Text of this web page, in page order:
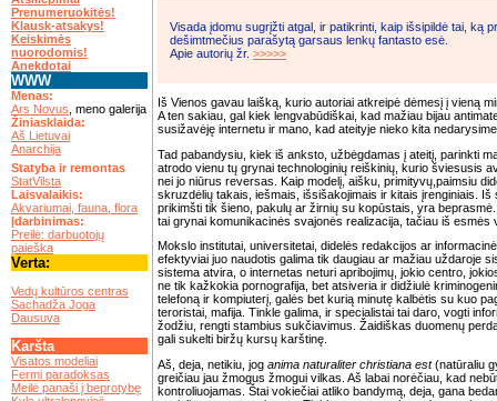
Prenumeruokitės!
Klausk-atsakys!
Keiskimės
nuorodomis!
Anekdotai
WWW
Menas:
Ars Novus , meno galerija
Žiniasklaida:
Aš Lietuvai
Anarchija
Statyba ir remontas
StatVilsta
Laisvalaikis:
Akvariumai, fauna, flora
Įdarbinimas:
Preilė: darbuotojų
paieška
Verta:
Vedų kultūros centras
Sachadža Joga
Dausuva
Karšta
Visatos modeliai
Fermi paradoksas
Meilė panaši į beprotybę
Visada įdomu sugrįžti atgal, ir patikrinti, kaip išsipildė tai, ką
dešimtmečius parašytą garsaus lenkų fantasto esė.
Apie autorių žr. >>>>>
Iš Vienos gavau laišką, kurio autoriai atkreipė dėmesį į vieną
A ten sakiau, gal kiek lengvabūdiškai, kad mažiau bijau
susižavėję internetu ir mano, kad ateityje nieko kita
Tad pabandysiu, kiek iš anksto, užbėgdamas į ateitį, parinkti
atrodo vienu tų grynai technologinių reiškinių, kurio šviesusis
nei jo niūrus reversas. Kaip modelį, aišku, primityvų,paimsiu
skruzdėlių takais, iešmais, išsišakojimais ir kitais įrenginiais.
prikimšti tik šieno, pakulų ar žirnių su kopūstais, yra
tai grynai komunikacinės svajonės realizacija, tačiau iš esmės
Mokslo institutai, universitetai, didelės redakcijos ar
efektyviai juo naudotis galima tik daugiau ar mažiau uždaroje
sistema atvira, o internetas neturi apribojimų, jokio centro,
ne tik kažkokia pornografija, bet atsiveria ir didžiulė
telefoną ir kompiuterį, galės bet kurią minutę kalbėtis su kuo
teroristai, mafija. Tinkle galima, ir specialistai tai daro, vogti
žodžiu, rengti stambius sukčiavimus. Žaidiškas duomenų
gali sukelti biržų kursų karštinę.
Aš, deja, netikiu, jog anima naturaliter christiana est(natūraliu
greičiau jau žmogus žmogui vilkas. Aš labai norėčiau, kad
kontroliuojamas. Štai vokiečiai atliko bandymą, deja, gana